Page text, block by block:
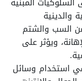
والدينية
السب والشتم
ويؤثر على
في استخدام وسائل